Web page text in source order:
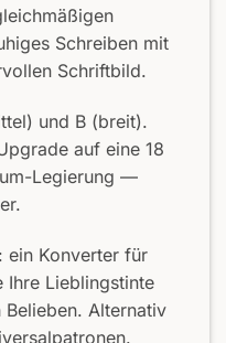
Schreiben mit
Schriftbild.
und B (breit).
auf eine 18
Legierung —
ein Konverter für
Ihre Lieblingstinte
Alternativ